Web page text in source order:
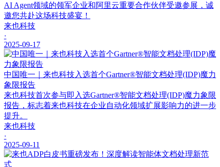
AI Agent领域的领军企业和阿里云重要合作伙伴受邀参展，诚
邀您共赴这场科技盛宴！
来也科技
·
2025-09-17
中国唯一｜来也科技入选首个Gartner®智能文档处理(IDP)魔力
象限报告
来也科技首次参与即入选Gartner®智能文档处理(IDP)魔力象限
报告，标志着来也科技在企业自动化领域扩展影响力的进一步
提升。
来也科技
·
2025-09-11